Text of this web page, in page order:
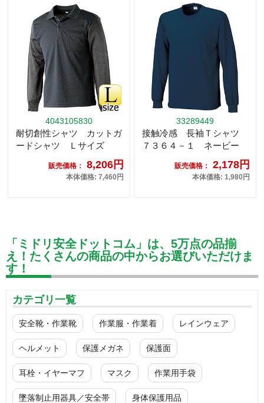
4043105830
耐切創性シャツ カットガ
ードシャツ Ｌサイズ
販売価格： 8,206円
本体価格: 7,460円
33289449
接触冷感 長袖Ｔシャツ
７３６４－１ ネービー
販売価格： 2,178円
本体価格: 1,980円
「ミドリ安全ドットコム」は、5万点の品揃
え！たくさんの商品の中からお選びいただけま
す！
カテゴリ一覧
安全靴・作業靴 作業服・作業着 レインウェア
ヘルメット 保護メガネ 保護面
耳栓・イヤーマフ マスク 作業用手袋
墜落制止用器具／安全帯 身体保護用品